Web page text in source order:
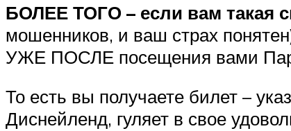
БОЛЕЕ ТОГО – если вам такая
мошенников, и ваш страх
УЖЕ ПОСЛЕ посещения вами
То есть вы получаете билет –
Диснейленд, гуляет в свое